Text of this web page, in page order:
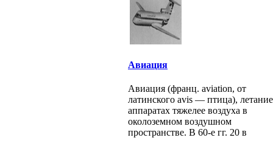
Авиация
Авиация (франц. aviation, от
латинского avis — птица),
аппаратах тяжелее воздуха в
околоземном воздушном
пространстве. В 60-е гг. 20 в